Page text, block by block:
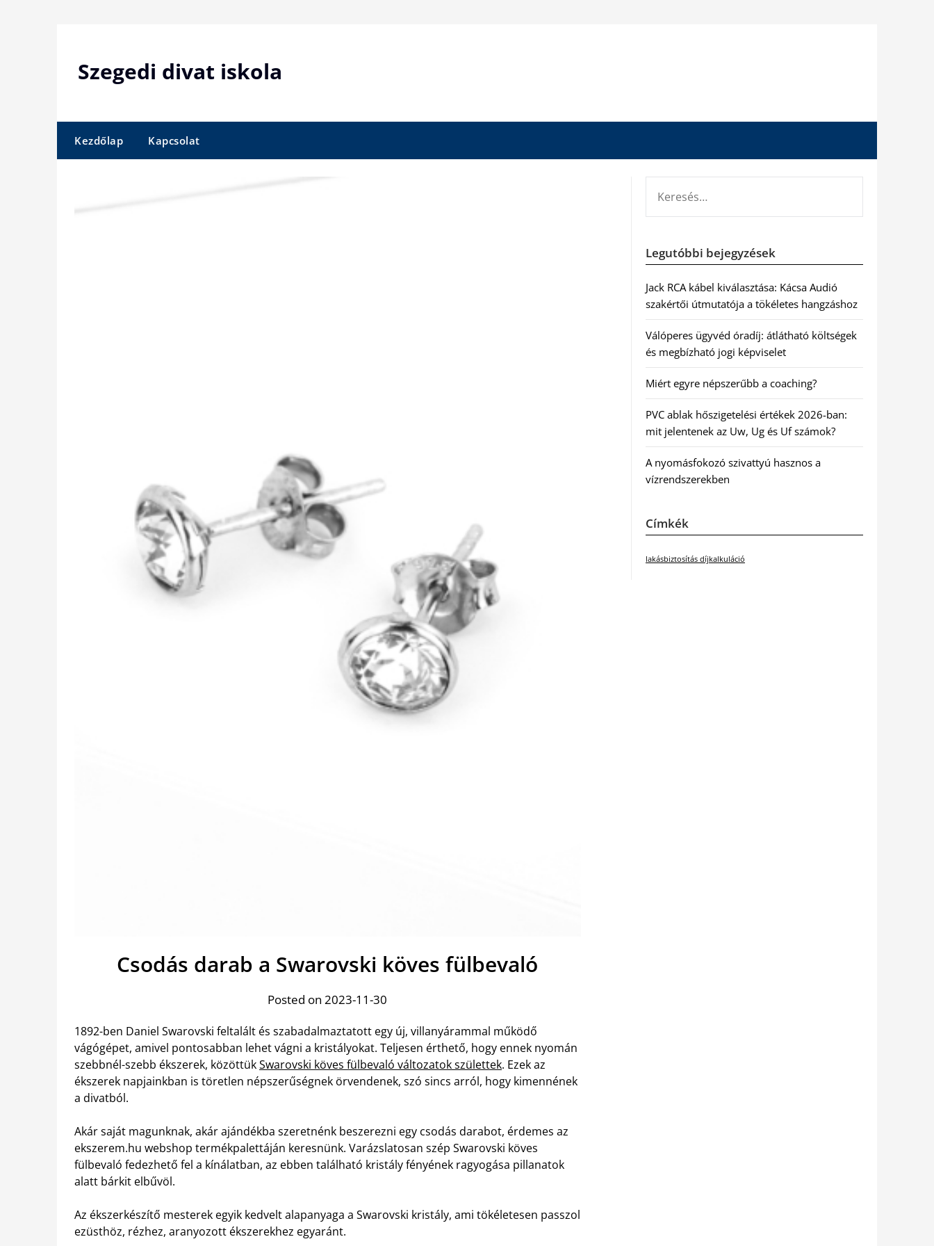
Szegedi divat iskola
Kezdőlap Kapcsolat
Csodás darab a Swarovski köves fülbevaló
Posted on 2023-11-30
1892-ben Daniel Swarovski feltalált és szabadalmaztatott egy új, villanyárammal működő
vágógépet, amivel pontosabban lehet vágni a kristályokat. Teljesen érthető, hogy ennek nyomán
szebbnél-szebb ékszerek, közöttükSwarovski köves fülbevaló változatok születtek. Ezek az
ékszerek napjainkban is töretlen népszerűségnek örvendenek, szó sincs arról, hogy kimennének
a divatból.
Akár saját magunknak, akár ajándékba szeretnénk beszerezni egy csodás darabot, érdemes az
ekszerem.hu webshop termékpalettáján keresnünk. Varázslatosan szép Swarovski köves
fülbevaló fedezhető fel a kínálatban, az ebben található kristály fényének ragyogása pillanatok
alatt bárkit elbűvöl.
Az ékszerkészítő mesterek egyik kedvelt alapanyaga a Swarovski kristály, ami tökéletesen passzol
ezüsthöz, rézhez, aranyozott ékszerekhez egyaránt.
Legutóbbi bejegyzések
Jack RCA kábel kiválasztása: Kácsa Audió
szakértői útmutatója a tökéletes hangzáshoz
Válóperes ügyvéd óradíj: átlátható költségek
és megbízható jogi képviselet
Miért egyre népszerűbb a coaching?
PVC ablak hőszigetelési értékek 2026-ban:
mit jelentenek az Uw, Ug és Uf számok?
A nyomásfokozó szivattyú hasznos a
vízrendszerekben
Címkék
lakásbiztosítás díjkalkuláció